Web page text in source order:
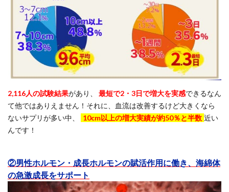
2,116人の試験結果があり、 最短で2・3日で増大を実感できるなん
て他ではありえません！それに、血流は改善するけど大きくなら
ないサプリが多い中、
10cm以上の増大実績が約50％と半数 近い
んです！
②男性ホルモン・成長ホルモンの賦活作用に働き、海綿体
の急激成長をサポート